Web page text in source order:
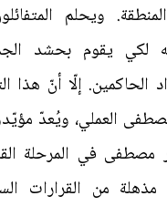
ويحلم
لكي يقوم بحشد
الحاكمين. إلّا أنّ هذا
العملي، ويُعدّ
مصطفى في المرحلة
من القرارات